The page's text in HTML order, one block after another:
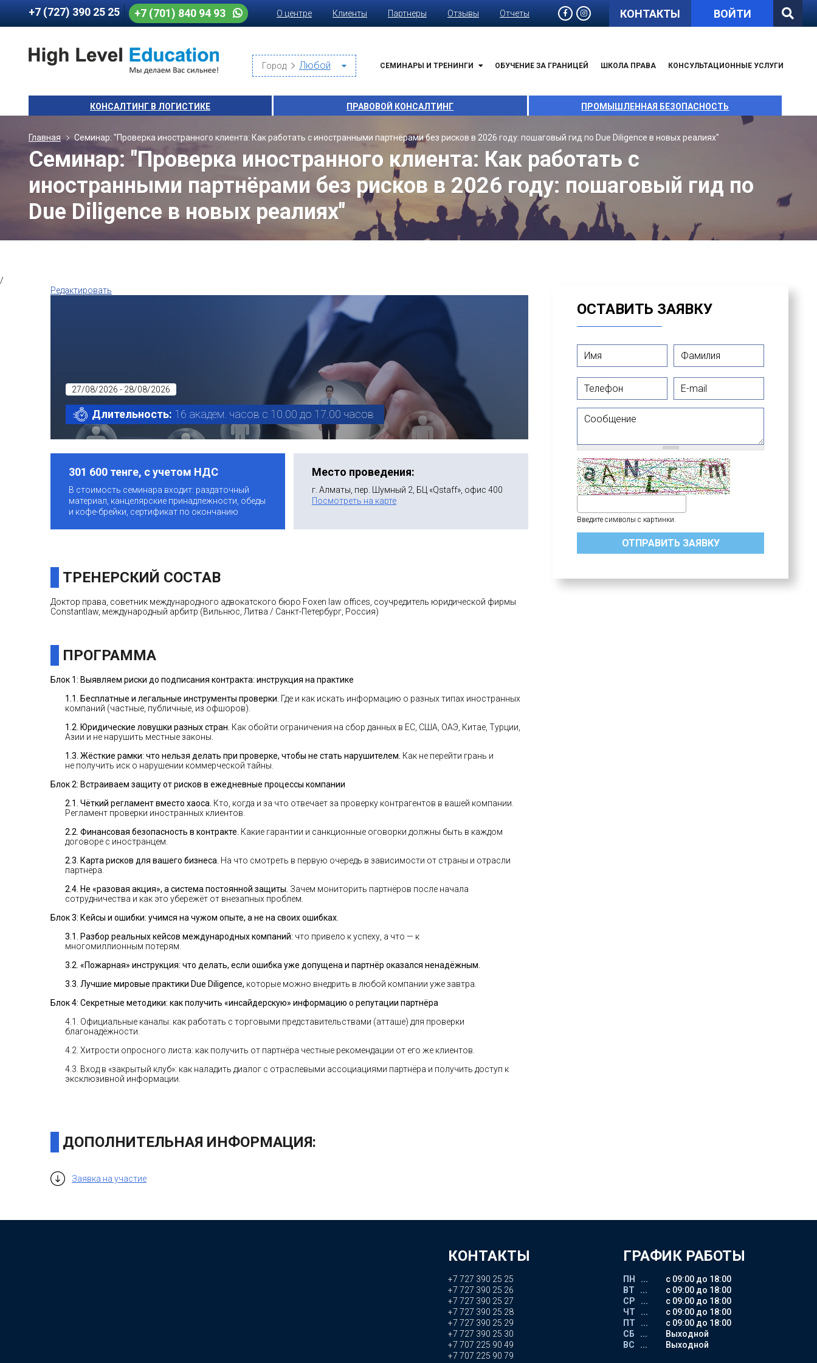
+7 (727) 390 25 25 +7 (701) 840 94 93 О центре Клиенты Партнеры Отзывы Отчеты КОНТАКТЫ ВОЙТИ
Город СЕМИНАРЫ И ТРЕНИНГИ ОБУЧЕНИЕ ЗА ГРАНИЦЕЙ ШКОЛА ПРАВА КОНСУЛЬТАЦИОННЫЕ УСЛУГИ
КОНСАЛТИНГ В ЛОГИСТИКЕ ПРАВОВОЙ КОНСАЛТИНГ ПРОМЫШЛЕННАЯ БЕЗОПАСНОСТЬ
Главная Семинар: "Проверка иностранного клиента: Как работать с иностранными партнёрами без рисков в 2026 году: пошаговый гид по Due Diligence в новых реалиях"
Семинар: "Проверка иностранного клиента: Как работать с
иностранными партнёрами без рисков в 2026 году: пошаговый гид по
Due Diligence в новых реалиях"
/
Редактировать
27/08/2026 - 28/08/2026
Длительность: 16 академ. часов с 10.00 до 17.00 часов
301 600 тенге, с учетом НДС
В стоимость семинара входит: раздаточный
материал, канцелярские принадлежности, обеды
и кофе-брейки, сертификат по окончанию
Место проведения:
г. Алматы, пер. Шумный 2, БЦ «Qstaff», офис 400
Посмотреть на карте
ТРЕНЕРСКИЙ СОСТАВ
Доктор права, советник международного адвокатского бюро Foxen law offices, соучредитель юридической фирмы
Constantlaw, международный арбитр (Вильнюс, Литва / Санкт-Петербург, Россия)
ПРОГРАММА
Блок 1: Выявляем риски до подписания контракта: инструкция на практике
1.1. Бесплатные и легальные инструменты проверки. Где и как искать информацию о разных типах иностранных
компаний (частные, публичные, из офшоров).
1.2. Юридические ловушки разных стран. Как обойти ограничения на сбор данных в ЕС, США, ОАЭ, Китае, Турции,
Азии и не нарушить местные законы.
1.3. Жёсткие рамки: что нельзя делать при проверке, чтобы не стать нарушителем. Как не перейти грань и
не получить иск о нарушении коммерческой тайны.
Блок 2: Встраиваем защиту от рисков в ежедневные процессы компании
2.1. Чёткий регламент вместо хаоса. Кто, когда и за что отвечает за проверку контрагентов в вашей компании.
Регламент проверки иностранных клиентов.
2.2. Финансовая безопасность в контракте. Какие гарантии и санкционные оговорки должны быть в каждом
договоре с иностранцем.
2.3. Карта рисков для вашего бизнеса. На что смотреть в первую очередь в зависимости от страны и отрасли
партнёра.
2.4. Не «разовая акция», а система постоянной защиты. Зачем мониторить партнёров после начала
сотрудничества и как это убережёт от внезапных проблем.
Блок 3: Кейсы и ошибки: учимся на чужом опыте, а не на своих ошибках.
3.1. Разбор реальных кейсов международных компаний: что привело к успеху, а что — к
многомиллионным потерям.
3.2. «Пожарная» инструкция: что делать, если ошибка уже допущена и партнёр оказался ненадёжным.
3.3. Лучшие мировые практики Due Diligence, которые можно внедрить в любой компании уже завтра.
Блок 4: Секретные методики: как получить «инсайдерскую» информацию о репутации партнёра
4.1. Официальные каналы: как работать с торговыми представительствами (атташе) для проверки
благонадёжности.
4.2. Хитрости опросного листа: как получить от партнёра честные рекомендации от его же клиентов.
4.3. Вход в «закрытый клуб»: как наладить диалог с отраслевыми ассоциациями партнёра и получить доступ к
эксклюзивной информации.
ДОПОЛНИТЕЛЬНАЯ ИНФОРМАЦИЯ:
Заявка на участие
ОСТАВИТЬ ЗАЯВКУ
Телефон
Сообщение
Введите символы с картинки.
КОНТАКТЫ
+7 727 390 25 25
+7 727 390 25 26
+7 727 390 25 27
+7 727 390 25 28
+7 727 390 25 29
+7 727 390 25 30
+7 707 225 90 49
+7 707 225 90 79
ГРАФИК РАБОТЫ
ПН ...
с 09:00 до 18:00
ВТ ...
с 09:00 до 18:00
СР ...
с 09:00 до 18:00
ЧТ ...
с 09:00 до 18:00
ПТ ...
с 09:00 до 18:00
СБ ...
Выходной
ВС ...
Выходной